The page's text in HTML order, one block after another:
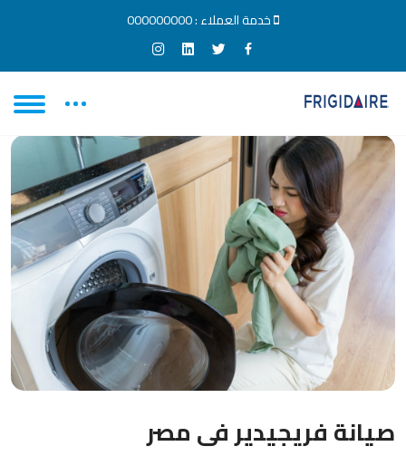
خدمة العملاء :000000000
صيانة فريجيدير فى مصر